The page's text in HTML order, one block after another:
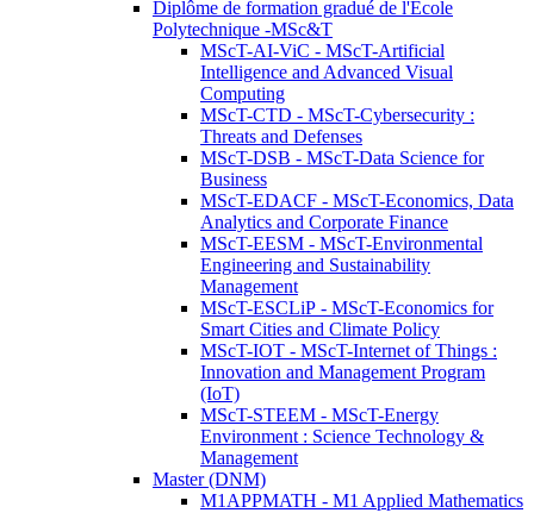
Diplôme de formation gradué de l'Ecole
Polytechnique -MSc&T
MScT-AI-ViC - MScT-Artificial
Intelligence and Advanced Visual
Computing
MScT-CTD - MScT-Cybersecurity :
Threats and Defenses
MScT-DSB - MScT-Data Science for
Business
MScT-EDACF - MScT-Economics, Data
Analytics and Corporate Finance
MScT-EESM - MScT-Environmental
Engineering and Sustainability
Management
MScT-ESCLiP - MScT-Economics for
Smart Cities and Climate Policy
MScT-IOT - MScT-Internet of Things :
Innovation and Management Program
(IoT)
MScT-STEEM - MScT-Energy
Environment : Science Technology &
Management
Master (DNM)
M1APPMATH - M1 Applied Mathematics